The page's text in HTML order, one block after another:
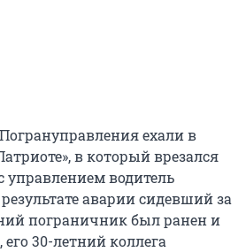
ехали в
в который врезался
водитель
аварии сидевший за
пограничник был ранен и
30-летний коллега